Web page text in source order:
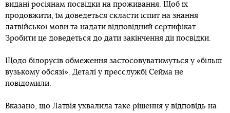
видані росіянам посвідки на проживання. Щоб їх
продовжити, їм доведеться скласти іспит на знання
латвійської мови та надати відповідний сертифікат.
Зробити це доведеться до дати закінчення дії посвідки.
Щодо білорусів обмеження застосовуватимуться у «більш
вузькому обсязі». Деталі у пресслужбі Сейма не
повідомили.
Вказано, що Латвія ухвалила таке рішення у відповідь на